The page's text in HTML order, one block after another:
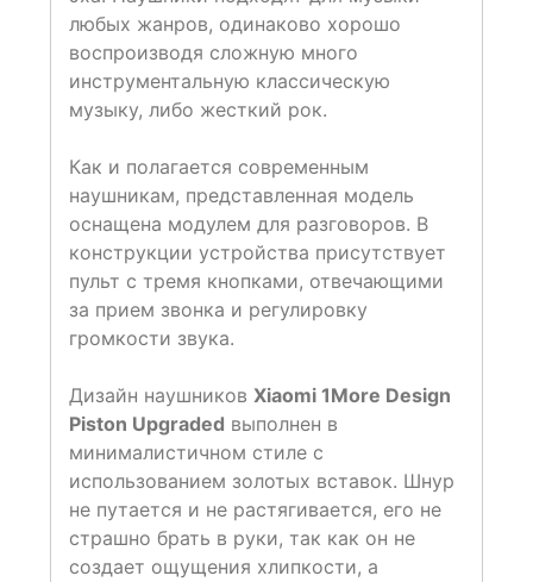
любых жанров, одинаково хорошо
воспроизводя сложную много
инструментальную классическую
музыку, либо жесткий рок.
Как и полагается современным
наушникам, представленная модель
оснащена модулем для разговоров. В
конструкции устройства присутствует
пульт с тремя кнопками, отвечающими
за прием звонка и регулировку
громкости звука.
Дизайн наушников Xiaomi 1More Design
Piston Upgraded выполнен в
минималистичном стиле с
использованием золотых вставок. Шнур
не путается и не растягивается, его не
страшно брать в руки, так как он не
создает ощущения хлипкости, а